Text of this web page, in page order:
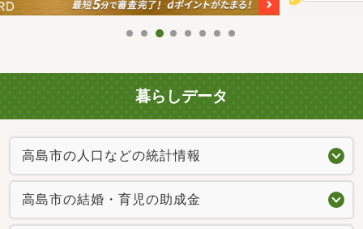
暮らしデータ
高島市の人口などの統計情報
高島市の結婚・育児の助成金